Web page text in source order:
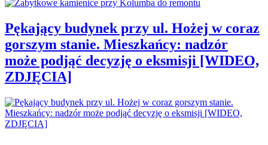
Pękający budynek przy ul. Hożej w coraz
gorszym stanie. Mieszkańcy: nadzór
może podjąć decyzję o eksmisji [WIDEO,
ZDJĘCIA]